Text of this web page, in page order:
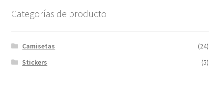
Categorías de producto
Camisetas
(24)
Stickers
(5)